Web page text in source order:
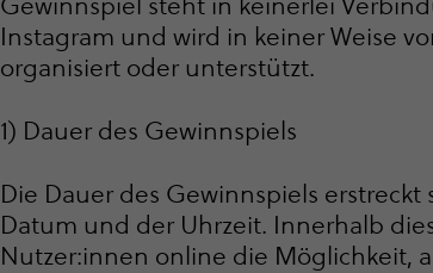
Gewinnspiel steht in keinerlei
Instagram und wird in keiner Weise
organisiert oder unterstützt.
1) Dauer des Gewinnspiels
Die Dauer des Gewinnspiels
Datum und der Uhrzeit. Innerhalb
Nutzer:innen online die Möglichkeit,